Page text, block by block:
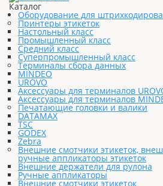
Каталог
Оборудование для
Принтеры этикеток
Настольный класс
Промышленный класс
Средний класс
Суперпромышленный класс
Терминалы сбора данных
MINDEO
UROVO
Аксессуары для терминалов
Аксессуары для терминалов
Печатающие головки и валики
DATAMAX
TSC
GODEX
Zebra
Внешние смотчики этикеток,
ручные аппликаторы этикеток
Внешние держатели для рулона
Ручные аппликаторы
Внешние смотчики этикеток